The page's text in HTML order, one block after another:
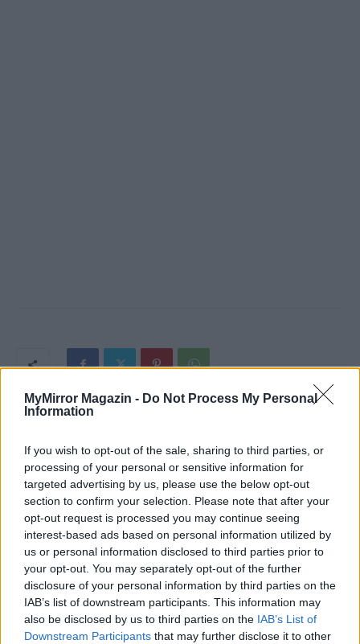
MyMirror Magazin - Do Not Process My Personal
Information
If you wish to opt-out of the sale, sharing to third parties, or
processing of your personal or sensitive information for
targeted advertising by us, please use the below opt-out
section to confirm your selection. Please note that after your
opt-out request is processed you may continue seeing
interest-based ads based on personal information utilized by
us or personal information disclosed to third parties prior to
your opt-out. You may separately opt-out of the further
disclosure of your personal information by third parties on the
IAB’s list of downstream participants. This information may
also be disclosed by us to third parties on the IAB’s List of
Downstream Participants that may further disclose it to other
Imre Hilda
Oktatás és nevelés területén dolgozom, de minden
szabadidőmben írok. Szeretek belesni a hétköznapok függönye
mögé és közben keresem az embert, a nőt a jól legyártott álarcok